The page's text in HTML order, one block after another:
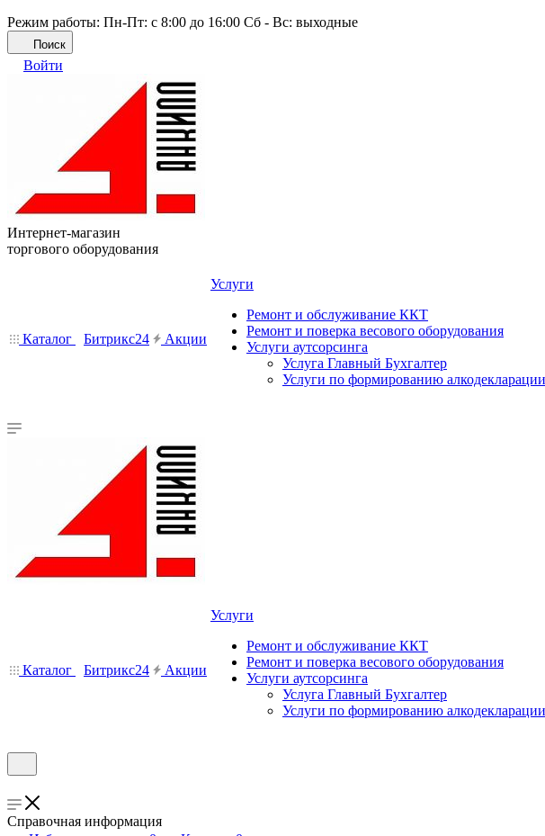
Режим работы: Пн-Пт: с 8:00 до 16:00 Сб - Вс: выходные
Поиск
Войти
Интернет-магазин
торгового оборудования
Каталог Битрикс24 Акции
Услуги
Ремонт и обслуживание ККТ
Ремонт и поверка весового оборудования
Услуги аутсорсинга
Услуга Главный Бухгалтер
Услуги по формированию
Каталог Битрикс24 Акции
Услуги
Ремонт и обслуживание ККТ
Ремонт и поверка весового оборудования
Услуги аутсорсинга
Услуга Главный Бухгалтер
Услуги по формированию
Справочная информация